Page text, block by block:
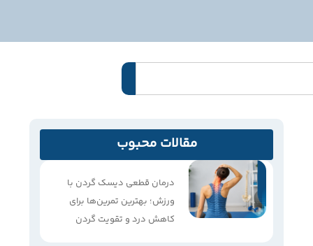
مقالات محبوب
درمان قطعی دیسک گردن با
ورزش؛ بهترین تمرین‌ها برای
کاهش درد و تقویت گردن